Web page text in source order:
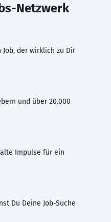
Netzwerk
Job, der wirklich zu Dir
und über 20.000
Impulse für ein
Du Deine Job-Suche